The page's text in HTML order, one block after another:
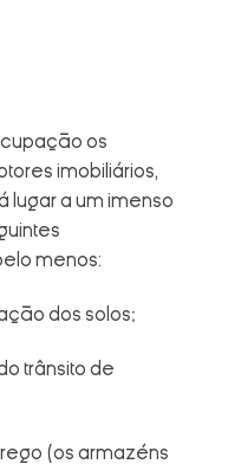
os
imobiliários,
lugar a um imenso
menos:
dos solos;
trânsito de
(os armazéns